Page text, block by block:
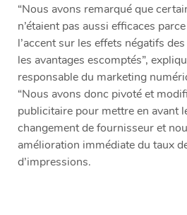
“Nous avons remarqué que
n’étaient pas aussi efficaces
l’accent sur les effets négatifs
les avantages escomptés”,
responsable du marketing
“Nous avons donc pivoté et
publicitaire pour mettre en avant
changement de fournisseur et
amélioration immédiate du taux
d’impressions.